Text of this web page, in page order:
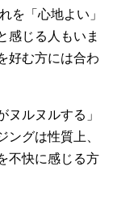
を「心地よい」
感じる人もいま
好む方には合わ
ヌルヌルする」
ングは性質上、
不快に感じる方